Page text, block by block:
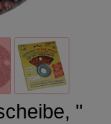
"